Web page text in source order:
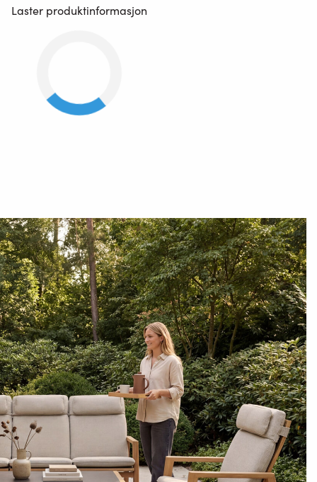
Laster produktinformasjon